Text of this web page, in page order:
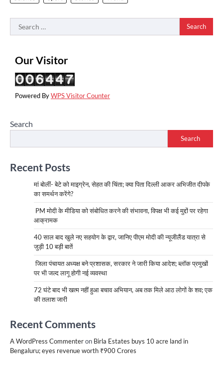
Search
for:
Our Visitor
Powered ByWPS Visitor Counter
Search
Search
Recent Posts
मां बोलीं- बेटे को माइग्रेन, सेहत की चिंता; क्या पिता दिल्ली आकर अभिजीत दीपके
का समर्थन करेंगे?
PM मोदी के मीडिया को संबोधित करने की संभावना, विपक्ष भी कई मुद्दों पर रहेगा
आक्रामक
40 साल बाद खुले नए सहयोग के द्वार, जानिए पीएम मोदी की न्यूजीलैंड यात्रा से
जुड़ी 10 बड़ी बातें
जिला पंचायत अध्यक्ष बने प्रशासक, सरकार ने जारी किया आदेश; ब्लॉक प्रमुखों
पर भी जल्द लागू होगी नई व्यवस्था
72 घंटे बाद भी खत्म नहीं हुआ बचाव अभियान, अब तक मिले आठ लोगों के शव; एक
की तलाश जारी
Recent Comments
A WordPress Commenteron Birla Estates buys 10 acre land in
Bengaluru; eyes revenue worth ₹900 Crores